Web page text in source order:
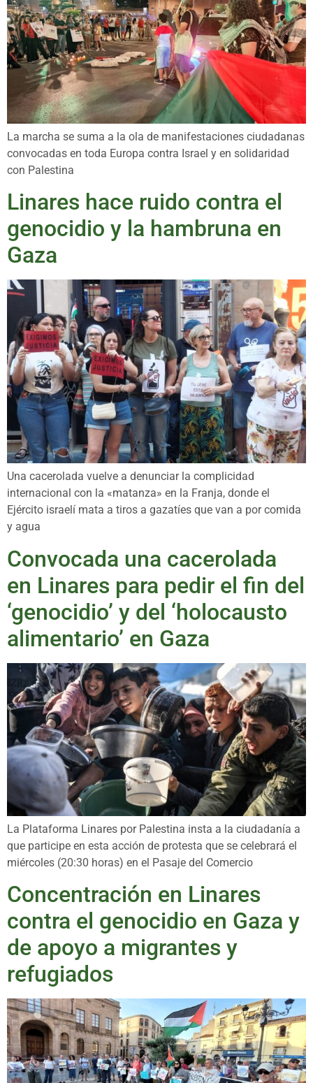
La marcha se suma a la ola de manifestaciones ciudadanas
convocadas en toda Europa contra Israel y en solidaridad
con Palestina
Linares hace ruido contra el
genocidio y la hambruna en
Gaza
Una cacerolada vuelve a denunciar la complicidad
internacional con la «matanza» en la Franja, donde el
Ejército israelí mata a tiros a gazatíes que van a por comida
y agua
Convocada una cacerolada
en Linares para pedir el fin del
‘genocidio’ y del ‘holocausto
alimentario’ en Gaza
La Plataforma Linares por Palestina insta a la ciudadanía a
que participe en esta acción de protesta que se celebrará el
miércoles (20:30 horas) en el Pasaje del Comercio
Concentración en Linares
contra el genocidio en Gaza y
de apoyo a migrantes y
refugiados